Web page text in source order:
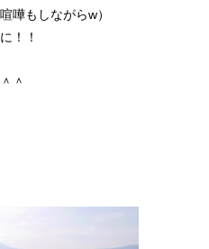
嘩もしながらw）
！！
＾